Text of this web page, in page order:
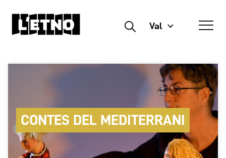
Buscar Val
CONTES DEL MEDITERRANI